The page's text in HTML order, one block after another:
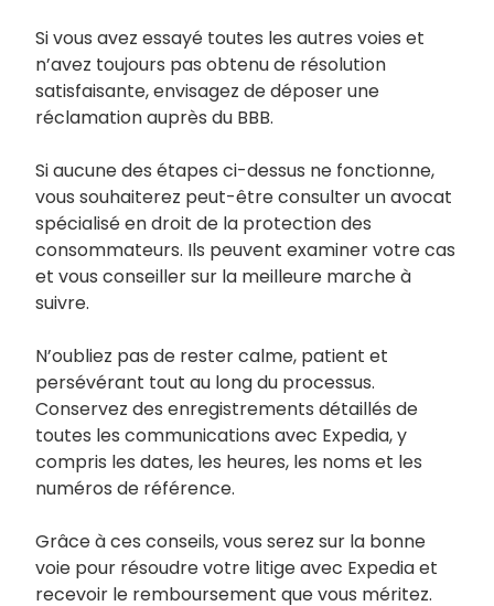
Si vous avez essayé toutes les autres voies et
n’avez toujours pas obtenu de résolution
satisfaisante, envisagez de déposer une
réclamation auprès du BBB.
Si aucune des étapes ci-dessus ne fonctionne,
vous souhaiterez peut-être consulter un avocat
spécialisé en droit de la protection des
consommateurs. Ils peuvent examiner votre cas
et vous conseiller sur la meilleure marche à
suivre.
N’oubliez pas de rester calme, patient et
persévérant tout au long du processus.
Conservez des enregistrements détaillés de
toutes les communications avec Expedia, y
compris les dates, les heures, les noms et les
numéros de référence.
Grâce à ces conseils, vous serez sur la bonne
voie pour résoudre votre litige avec Expedia et
recevoir le remboursement que vous méritez.